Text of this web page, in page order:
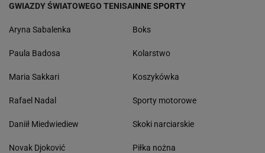
GWIAZDY ŚWIATOWEGO TENISA
Aryna Sabalenka
Paula Badosa
Maria Sakkari
Rafael Nadal
Daniił Miedwiediew
Novak Djoković
INNE SPORTY
Boks
Kolarstwo
Koszykówka
Sporty motorowe
Skoki narciarskie
Piłka nożna